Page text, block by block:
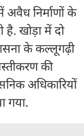
अवैध निर्माणों के
है. खोड़ा में दो
के कल्लूगढ़ी
की
अधिकारियों
गया.